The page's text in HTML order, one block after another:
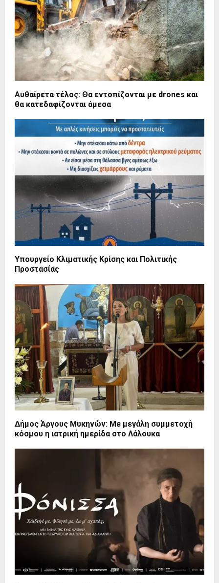
Αυθαίρετα τέλος: Θα εντοπίζονται με drones και
θα κατεδαφίζονται άμεσα
Υπουργείο Κλιματικής Κρίσης και Πολιτικής
Προστασίας
Δήμος Άργους Μυκηνών: Με μεγάλη συμμετοχή
κόσμου η ιατρική ημερίδα στο Λάλουκα